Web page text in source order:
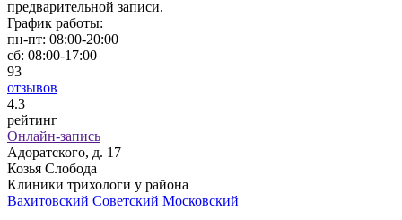
предварительной записи.
График работы:
пн-пт: 08:00-20:00
сб: 08:00-17:00
93
отзывов
4.3
рейтинг
Онлайн-запись
Адоратского, д. 17
Козья Слобода
Клиники трихологи у района
Вахитовский Советский Московский